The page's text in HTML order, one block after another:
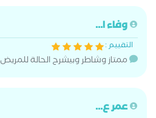
وفاء ا...
التقييم :
ممتاز وشاطر وبيشرح الحالة للمريض
عمر ع...